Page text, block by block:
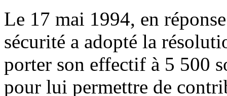
Le 17 mai 1994, en
sécurité a adopté la
porter son effectif à 5 500
pour lui permettre de